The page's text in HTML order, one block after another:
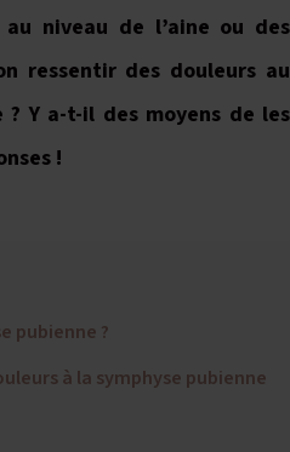
niveau de l’aine ou des
ressentir des douleurs au
Y a-t-il des moyens de les
!
pubienne ?
à la symphyse pubienne